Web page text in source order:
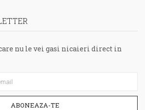
nu le vei gasi nicaieri direct in
ABONEAZA-TE